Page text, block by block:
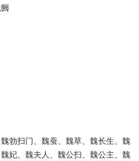
勃扫门、魏蚕、魏草、魏长生、魏
妃、魏夫人、魏公扫、魏公主、魏